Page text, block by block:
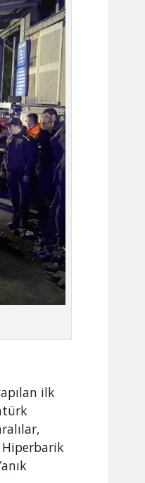
ilk